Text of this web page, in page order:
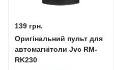
139 грн.
Оригінальний пульт для
автомагнітоли Jvc RM-
RK230